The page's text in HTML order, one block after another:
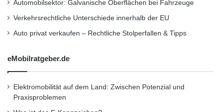
Automobilsektor: Galvanische Oberflächen bei Fahrzeuge
Verkehrsrechtliche Unterschiede innerhalb der EU
Auto privat verkaufen – Rechtliche Stolperfallen & Tipps
eMobilratgeber.de
Elektromobilität auf dem Land: Zwischen Potenzial und
Praxisproblemen